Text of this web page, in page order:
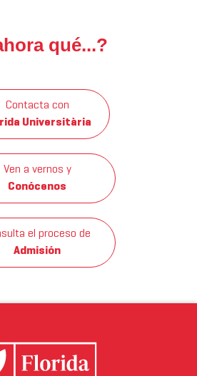
qué...?
Contacta con
Universitària
Ven a vernos y
Conócenos
el proceso de
Admisión